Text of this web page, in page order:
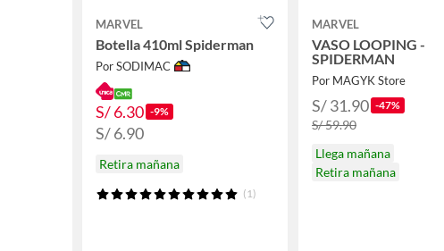
MARVEL
Botella 410ml Spiderman
Por SODIMAC
S/ 6.30 -9%
S/ 6.90
Retira mañana
(1)
MARVEL
VASO LOOPING -
SPIDERMAN
Por MAGYK Store
S/ 31.90 -47%
S/ 59.90
Llega mañana
Retira mañana